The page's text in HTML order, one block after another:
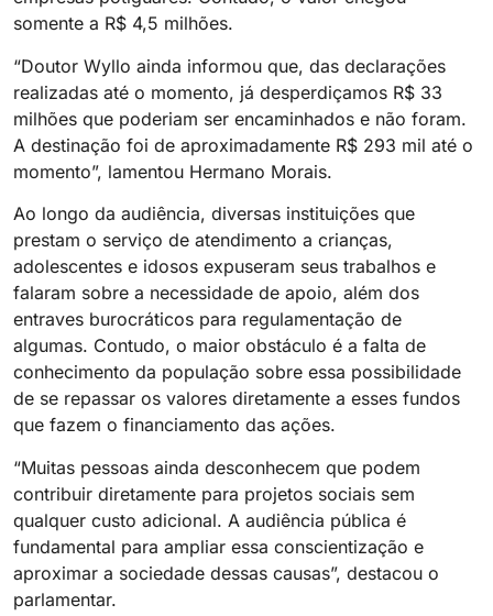
somente a R$ 4,5 milhões.
“Doutor Wyllo ainda informou que, das declarações
realizadas até o momento, já desperdiçamos R$ 33
milhões que poderiam ser encaminhados e não foram.
A destinação foi de aproximadamente R$ 293 mil até o
momento”, lamentou Hermano Morais.
Ao longo da audiência, diversas instituições que
prestam o serviço de atendimento a crianças,
adolescentes e idosos expuseram seus trabalhos e
falaram sobre a necessidade de apoio, além dos
entraves burocráticos para regulamentação de
algumas. Contudo, o maior obstáculo é a falta de
conhecimento da população sobre essa possibilidade
de se repassar os valores diretamente a esses fundos
que fazem o financiamento das ações.
“Muitas pessoas ainda desconhecem que podem
contribuir diretamente para projetos sociais sem
qualquer custo adicional. A audiência pública é
fundamental para ampliar essa conscientização e
aproximar a sociedade dessas causas”, destacou o
parlamentar.